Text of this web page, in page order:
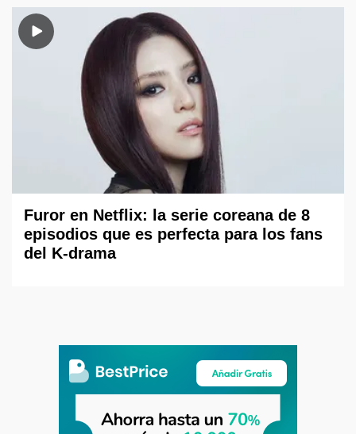
Furor en Netflix: la serie coreana de 8
episodios que es perfecta para los fans
del K-drama